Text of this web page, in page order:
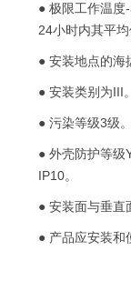
● 极限工作温
24小时内其平
● 安装地点的海
● 安装类别为III。
● 污染等级3级。
● 外壳防护等级
IP10。
● 安装面与垂直
● 产品应安装和